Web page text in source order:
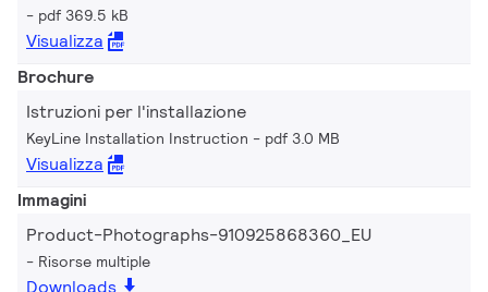
pdf 369.5 kB
Visualizza
Brochure
Istruzioni per l'installazione
KeyLine Installation Instruction pdf 3.0 MB
Visualizza
Immagini
Product-Photographs-910925868360_EU
Risorse multiple
Downloads